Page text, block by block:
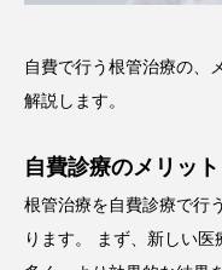
自費で行う根管治療の、
解説します。
自費診療のメリット
根管治療を自費診療で行
ります。 まず、新しい